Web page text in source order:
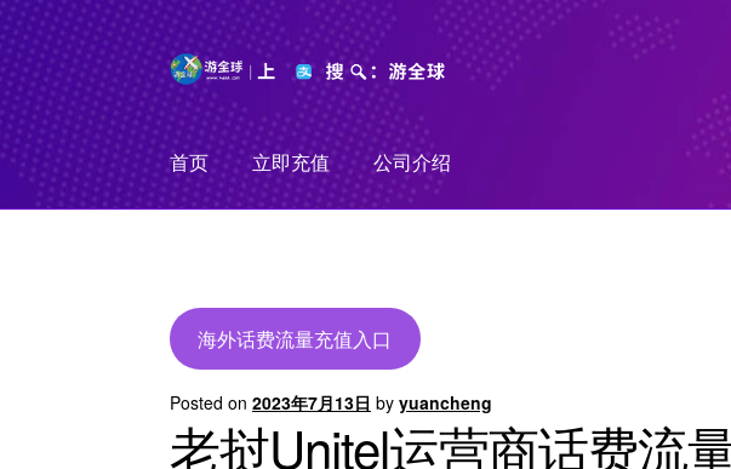
Skip
to
navigation
Skip
to
content
首页
立即充值 公司介绍
海外话费流量充值入口
Posted on2023年7月13日 byyuancheng
老挝Unitel运营商话费流